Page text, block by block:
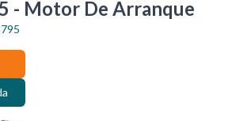
- Motor De Arranque